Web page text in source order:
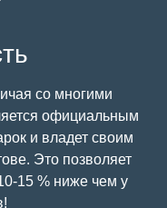
со многими
официальным
и владет своим
Это позволяет
15 % ниже чем у